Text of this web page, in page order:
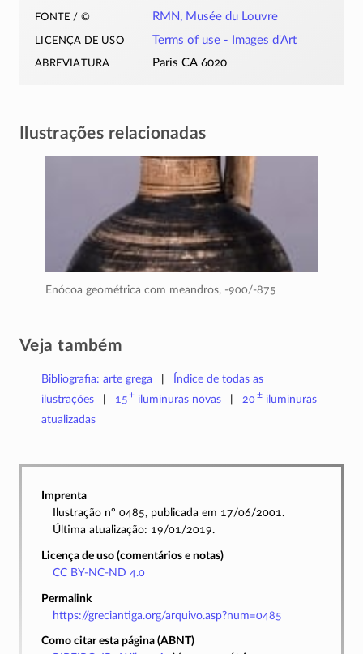
fonte / © RMN, Musée du Louvre
licença de uso Terms of use - Images d'Art
abreviatura Paris CA 6020
Ilustrações relacionadas
Enócoa geométrica com meandros, -900/-875
Veja também
Bibliografia: arte grega
Índice de todas as
ilustrações
15+ iluminuras novas 20±iluminuras
atualizadas
Imprenta
Ilustração nº 0485, publicada em 17/06/2001.
Última atualização: 19/01/2019.
Licença de uso (comentários e notas)
CC BY-NC-ND 4.0
Permalink
https://greciantiga.org/arquivo.asp?num=0485
Como citar esta página (ABNT)